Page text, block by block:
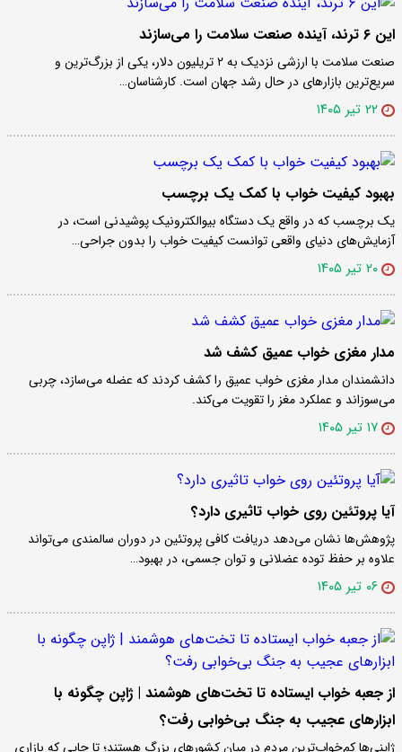
این ۶ ترند، آینده صنعت سلامت را می‌سازند
صنعت سلامت با ارزشی نزدیک به ۲ تریلیون دلار، یکی از بزرگ‌ترین و
سریع‌ترین بازارهای در حال رشد جهان است. کارشناسان…
۲۲ تیر ۱۴۰۵
بهبود کیفیت خواب با کمک یک برچسب
یک برچسب که در واقع یک دستگاه بیوالکترونیک پوشیدنی است، در
آزمایش‌های دنیای واقعی توانست کیفیت خواب را بدون جراحی…
۲۰ تیر ۱۴۰۵
مدار مغزی خواب عمیق کشف شد
دانشمندان مدار مغزی خواب عمیق را کشف کردند که عضله می‌سازد، چربی
می‌سوزاند و عملکرد مغز را تقویت می‌کند.
۱۷ تیر ۱۴۰۵
آیا پروتئین روی خواب تاثیری دارد؟
پژوهش‌ها نشان می‌دهد دریافت کافی پروتئین در دوران سالمندی می‌تواند
علاوه بر حفظ توده عضلانی و توان جسمی، در بهبود…
۰۶ تیر ۱۴۰۵
از جعبه خواب ایستاده تا تخت‌های هوشمند | ژاپن چگونه با
ابزارهای عجیب به جنگ بی‌خوابی رفت؟
ژاپنی‌ها کم‌خواب‌ترین مردم در میان کشورهای بزرگ هستند؛ تا جایی که بازاری